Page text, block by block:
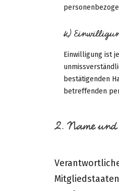
k)
Einwilligung ist
bestätigenden
betreffenden
2. Name